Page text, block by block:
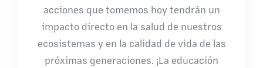
acciones que tomemos hoy tendrán un
impacto directo en la salud de nuestros
ecosistemas y en la calidad de vida de las
próximas generaciones. ¡La educación